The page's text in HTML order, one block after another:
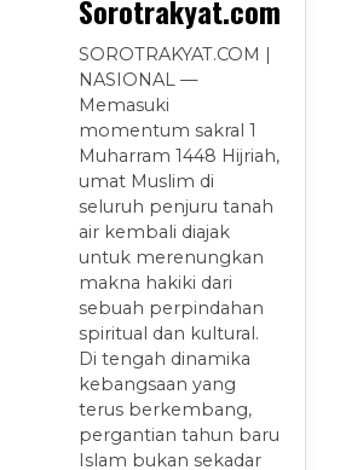
Sorotrakyat.com
SOROTRAKYAT.COM |
NASIONAL —
Memasuki
momentum sakral 1
Muharram 1448 Hijriah,
umat Muslim di
seluruh penjuru tanah
air kembali diajak
untuk merenungkan
makna hakiki dari
sebuah perpindahan
spiritual dan kultural.
Di tengah dinamika
kebangsaan yang
terus berkembang,
pergantian tahun baru
Islam bukan sekadar